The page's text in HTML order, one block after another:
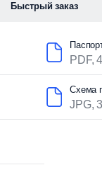
Быстрый заказ
PDF,
Схема
JPG,